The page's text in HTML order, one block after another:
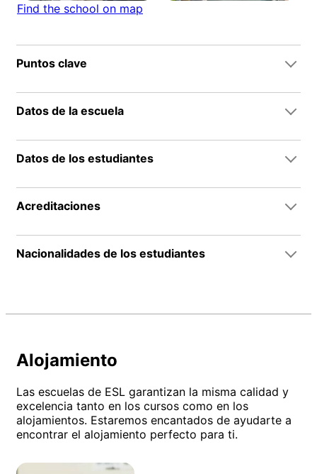
Find the school on map
Puntos clave
Datos de la escuela
Datos de los estudiantes
Acreditaciones
Nacionalidades de los estudiantes
Alojamiento
Las escuelas de ESL garantizan la misma calidad y
excelencia tanto en los cursos como en los
alojamientos. Estaremos encantados de ayudarte a
encontrar el alojamiento perfecto para ti.